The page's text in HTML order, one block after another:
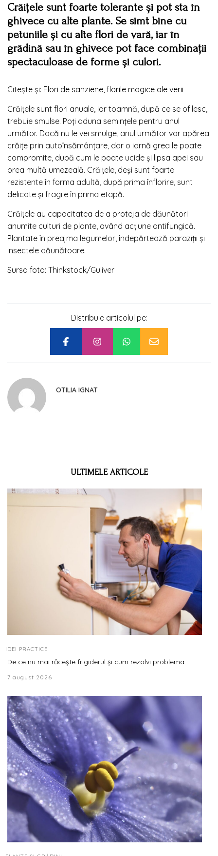
Crăițele sunt foarte tolerante și pot sta în
ghivece cu alte plante. Se simt bine cu
petuniile și cu alte flori de vară, iar în
grădină sau în ghivece pot face combinații
spectaculoase de forme și culori.
Citește și: Flori de sanziene, florile magice ale verii
Crăițele sunt flori anuale, iar toamnă, după ce se ofilesc,
trebuie smulse. Poți aduna semințele pentru anul
următor. Dacă nu le vei smulge, anul următor vor apărea
crăițe prin autoînsămânțare, dar o iarnă grea le poate
compromite, după cum le poate ucide și lipsa apei sau
prea multă umezeală. Crăițele, deși sunt foarte
rezistente în forma adultă, după prima înflorire, sunt
delicate și fragile în prima etapă.
Crăițele au capacitatea de a proteja de dăunători
anumite culturi de plante, având acțiune antifungică.
Plantate în preajma legumelor, îndepărtează paraziții și
insectele dăunătoare.
Sursa foto: Thinkstock/Guliver
Distribuie articolul pe:
OTILIA IGNAT
ULTIMELE ARTICOLE
IDEI PRACTICE
De ce nu mai răcește frigiderul și cum rezolvi problema
7 august 2026